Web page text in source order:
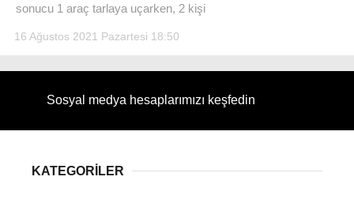
sonucu 1 araç tarlaya uçarken, 2 kişi
16 Ağustos 2021 Pazartesi 18:50
Sosyal medya hesaplarımızı keşfedin
KATEGORİLER